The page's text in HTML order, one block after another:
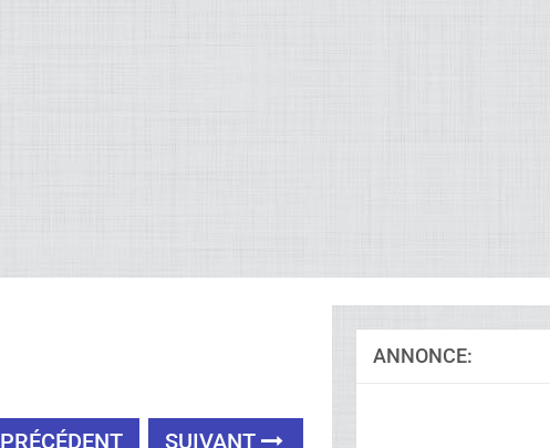
PRÉCÉDENT SUIVANT
ANNONCE: